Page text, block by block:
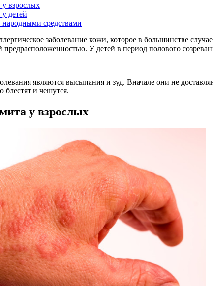
взрослых
детей
средствами
заболевание кожи, которое в большинстве
У детей в период полового
являются высыпания и зуд. Вначале они не
блестят и чешутся.
у взрослых